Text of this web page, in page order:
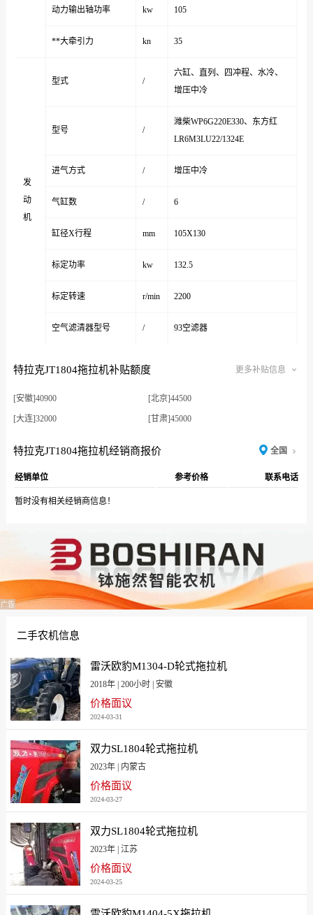
动力输出轴功率 kw 105
**大牵引力 kn 35
发
动
机
型式 /
六缸、直列、四冲程、水冷、
增压中冷
型号 /
潍柴WP6G220E330、东方红
LR6M3LU22/1324E
进气方式 / 增压中冷
气缸数 / 6
缸径X行程 mm 105X130
标定功率 kw 132.5
标定转速 r/min 2200
空气滤清器型号 / 93空滤器
特拉克JT1804拖拉机补贴额度 更多补贴信息
[安徽]40900 [北京]44500
[大连]32000 [甘肃]45000
[广西]40950 [贵州]49700
[海南]50500 [河北]35800
[河南]37500
[湖南]30700
[江苏]25300 [江西]40900
[辽宁]32000 [辽宁大连]28300
[内蒙古]32000 [宁夏]45000
[山东青岛]35500
[陕西]40900 [上海]46080省补21420
[四川]49080 [天津]26000
[西藏]66500
[新疆兵团]39000
[浙江]24500 [浙江宁波]42800
[重庆]40900
特拉克JT1804拖拉机经销商报价 全国
经销单位 参考价格 联系电话
暂时没有相关经销商信息！
广告
二手农机信息
雷沃欧豹M1304-D轮式拖拉机
2018年 | 200小时 | 安徽
价格面议
2024-03-31
双力SL1804轮式拖拉机
2023年 | 内蒙古
价格面议
2024-03-27
双力SL1804轮式拖拉机
2023年 | 江苏
价格面议
2024-03-25